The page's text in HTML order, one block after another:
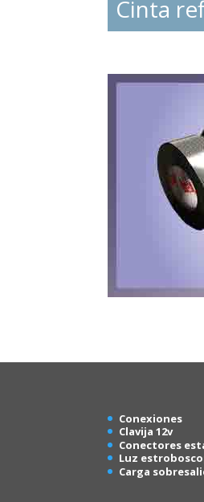
Cinta
Conexiones
Clavija 12v
Conectores
Luz
Carga